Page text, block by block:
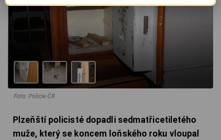
Foto: Policie ČR
Plzeňští policisté dopadli sedmatřicetiletého
muže, který se koncem loňského roku vloupal